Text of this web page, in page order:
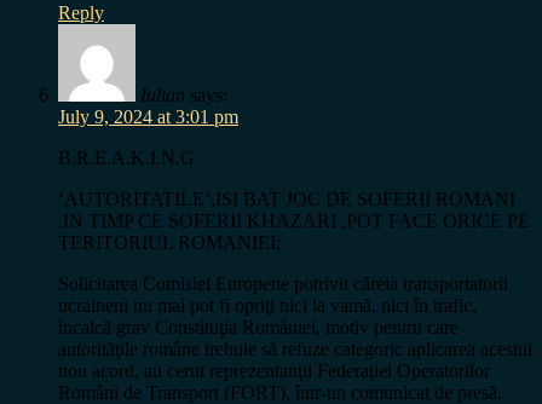
Reply
Iulian says:
July 9, 2024 at 3:01 pm
B.R.E.A.K.I.N.G
‘AUTORITATILE’,ISI BAT JOC DE SOFERII ROMANI
,IN TIMP CE SOFERII KHAZARI ,POT FACE ORICE PE
TERITORIUL ROMANIEI;
Solicitarea Comisiei Europene potrivit căreia transportatorii
ucraineni nu mai pot fi opriţi nici la vamă, nici în trafic,
încalcă grav Constituţia României, motiv pentru care
autorităţile române trebuie să refuze categoric aplicarea acestui
nou acord, au cerut reprezentanţii Federaţiei Operatorilor
Români de Transport (FORT), într-un comunicat de presă.